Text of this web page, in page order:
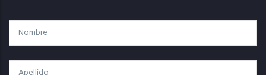
Nombre
Apellido